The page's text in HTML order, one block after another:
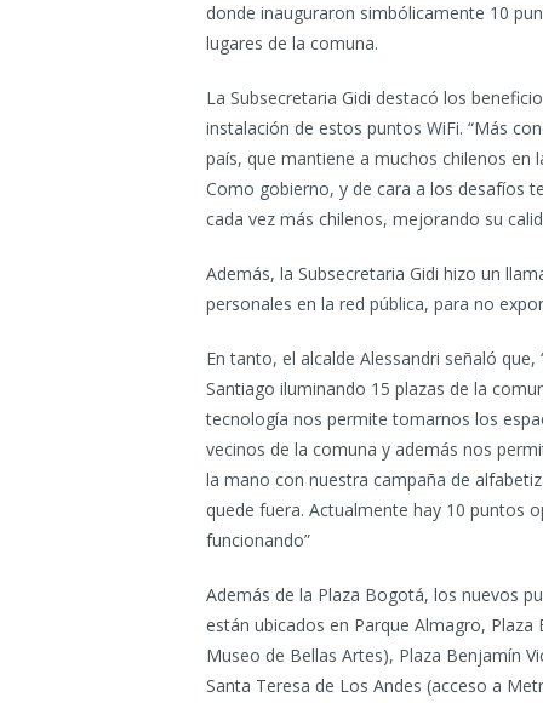
donde inauguraron simbólicamente 10
lugares de la comuna.
La Subsecretaria Gidi destacó los
instalación de estos puntos WiFi. “Más
país, que mantiene a muchos chilenos en
Como gobierno, y de cara a los desafíos
cada vez más chilenos, mejorando su
Además, la Subsecretaria Gidi hizo un
personales en la red pública, para no
En tanto, el alcalde Alessandri señaló
Santiago iluminando 15 plazas de la
tecnología nos permite tomarnos los
vecinos de la comuna y además nos
la mano con nuestra campaña de
quede fuera. Actualmente hay 10 puntos
funcionando”
Además de la Plaza Bogotá, los nuevos
están ubicados en Parque Almagro,
Museo de Bellas Artes), Plaza Benjamín
Santa Teresa de Los Andes (acceso a